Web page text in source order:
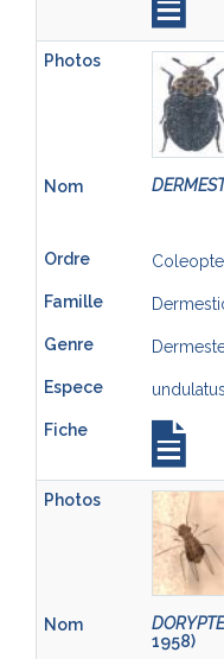
undulatus
1958)